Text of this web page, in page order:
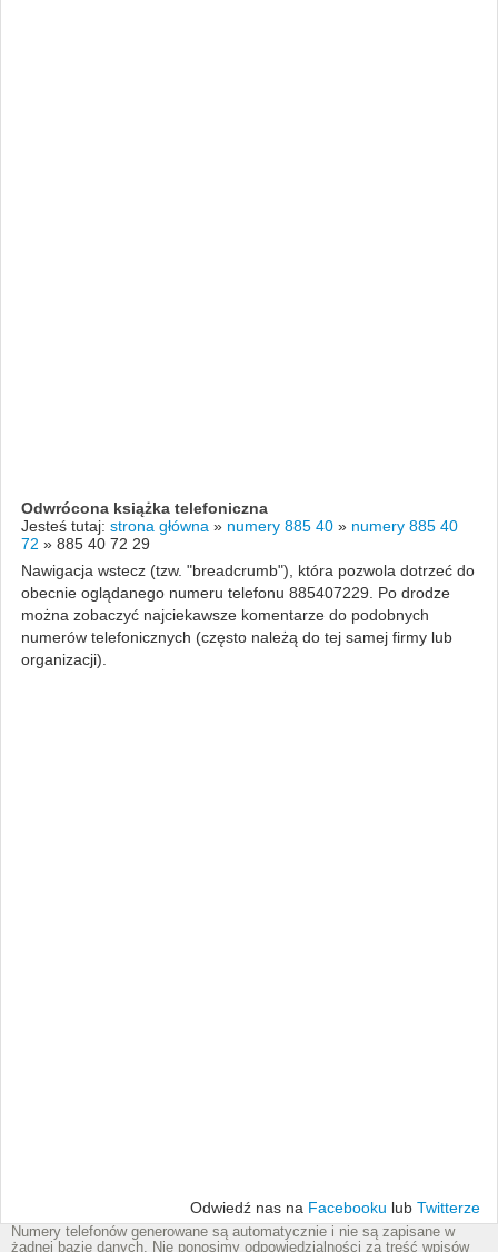
Odwrócona książka telefoniczna
Jesteś tutaj: strona główna » numery 885 40 » numery 885 40
72 » 885 40 72 29
Nawigacja wstecz (tzw. "breadcrumb"), która pozwola dotrzeć do
obecnie oglądanego numeru telefonu 885407229. Po drodze
można zobaczyć najciekawsze komentarze do podobnych
numerów telefonicznych (często należą do tej samej firmy lub
organizacji).
Odwiedź nas na Facebooku lub Twitterze
Numery telefonów generowane są automatycznie i nie są zapisane w
żadnej bazie danych. Nie ponosimy odpowiedzialności za treść wpisów